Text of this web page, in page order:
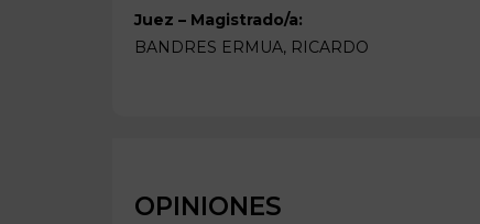
Juez – Magistrado/a:
BANDRES ERMUA, RICARDO
OPINIONES